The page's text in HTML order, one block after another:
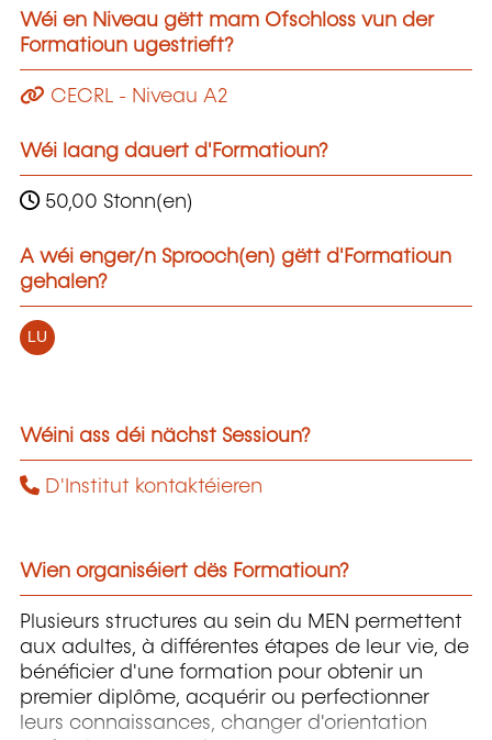
Wéi en Niveau gëtt mam Ofschloss vun der
Formatioun ugestrieft?
CECRL - Niveau A2
Wéi laang dauert d'Formatioun?
50,00 Stonn(en)
A wéi enger/n Sprooch(en) gëtt d'Formatioun
gehalen?
LU
Wéini ass déi nächst Sessioun?
D'Institut kontaktéieren
Wien organiséiert dës Formatioun?
Plusieurs structures au sein du MEN permettent
aux adultes, à différentes étapes de leur vie, de
bénéficier d'une formation pour obtenir un
premier diplôme, acquérir ou perfectionner
leurs connaissances, changer d'orientation